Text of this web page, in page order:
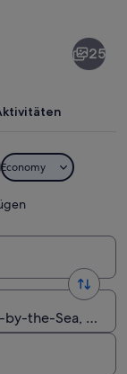
25
Economy
by-the-Sea,